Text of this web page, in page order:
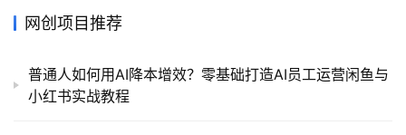
网创项目推荐
普通人如何用AI降本增效？零基础打造AI员工运营闲鱼与
小红书实战教程